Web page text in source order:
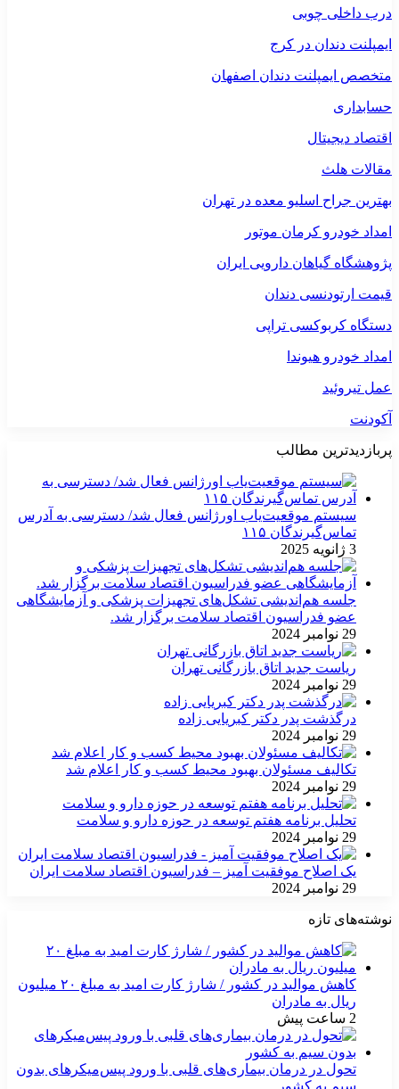
درب داخلی چوبی
ایمپلنت دندان در کرج
متخصص ایمپلنت دندان اصفهان
حسابداری
اقتصاد دیجیتال
مقالات هلث
بهترین جراح اسلیو معده در تهران
امداد خودرو کرمان موتور
پژوهشگاه گیاهان دارویی ایران
قیمت ارتودنسی دندان
دستگاه کربوکسی تراپی
امداد خودرو هیوندا
عمل تیروئید
آکودنت
پربازدیدترین مطالب
سیستم موقعیت‌یاب اورژانس فعال شد/ دسترسی به آدرس
تماس‌گیرندگان ۱۱۵
3 ژانویه 2025
جلسه هم‌اندیشی تشکل‌های تجهیزات پزشکی و آزمایشگاهی
عضو فدراسیون اقتصاد سلامت برگزار شد.
29 نوامبر 2024
ریاست جدید اتاق بازرگانی تهران
29 نوامبر 2024
درگذشت پدر دکتر کبریایی زاده
29 نوامبر 2024
تکالیف مسئولان بهبود محیط کسب و کار اعلام شد
29 نوامبر 2024
تحلیل برنامه هفتم توسعه در حوزه دارو و سلامت
29 نوامبر 2024
یک اصلاح موفقیت آمیز – فدراسیون اقتصاد سلامت ایران
29 نوامبر 2024
نوشته‌های تازه
کاهش موالید در کشور / شارژ کارت امید به مبلغ ۲۰ میلیون
ریال به مادران
2 ساعت پیش
تحول در درمان بیماری‌های قلبی با ورود پیس‌میکرهای بدون
سیم به کشور